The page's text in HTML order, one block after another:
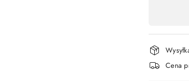
i
Cena